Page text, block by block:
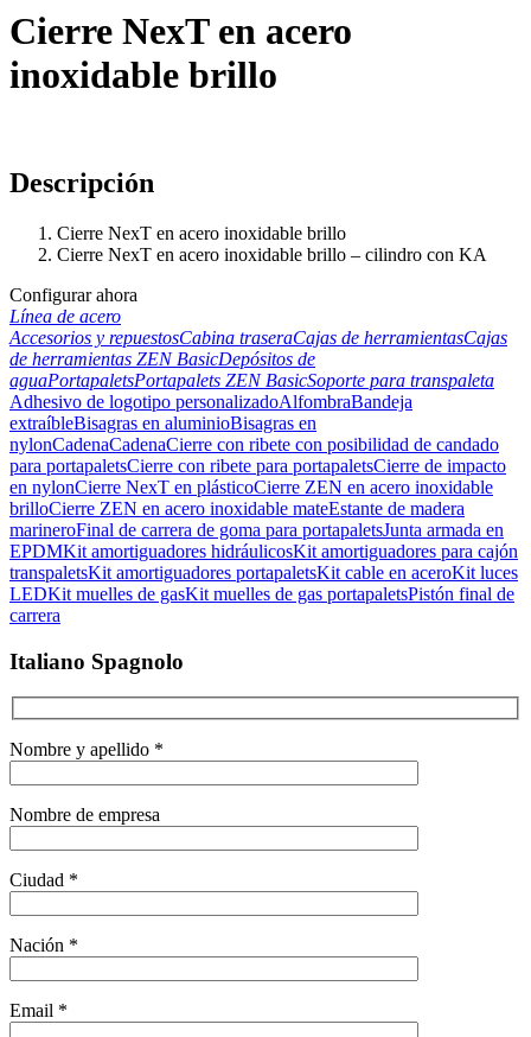
Cierre NexT en acero
inoxidable brillo
Descripción
Cierre NexT en acero inoxidable brillo
Cierre NexT en acero inoxidable brillo – cilindro con KA
Configurar ahora
Línea de acero
Accesorios y repuestosCabina traseraCajas de herramientasCajas
de herramientas ZEN BasicDepósitos de
aguaPortapaletsPortapalets ZEN BasicSoporte para transpaleta
Adhesivo de logotipo personalizadoAlfombraBandeja
extraíbleBisagras en aluminioBisagras en
nylonCadenaCadenaCierre con ribete con posibilidad de candado
para portapaletsCierre con ribete para portapaletsCierre de impacto
en nylonCierre NexT en plásticoCierre ZEN en acero inoxidable
brilloCierre ZEN en acero inoxidable mateEstante de madera
marineroFinal de carrera de goma para portapaletsJunta armada en
EPDMKit amortiguadores hidráulicosKit amortiguadores para cajón
transpaletsKit amortiguadores portapaletsKit cable en aceroKit luces
LEDKit muelles de gasKit muelles de gas portapaletsPistón final de
carrera
Italiano Spagnolo
Nombre y apellido *
Nombre de empresa
Ciudad *
Nación *
Email *